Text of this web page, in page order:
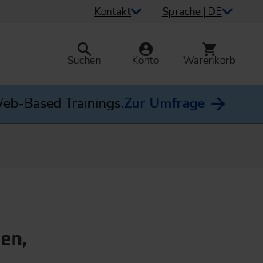
Kontakt Sprache | DE
Suchen Konto Warenkorb
Based Trainings.Zur Umfrage